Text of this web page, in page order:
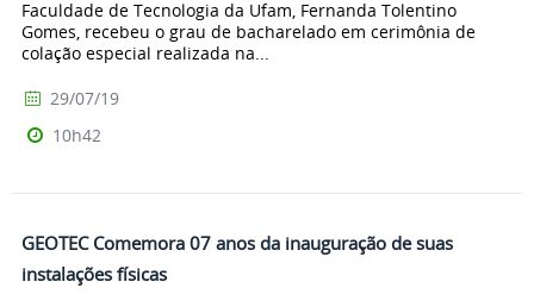
Faculdade de Tecnologia da Ufam, Fernanda Tolentino
Gomes, recebeu o grau de bacharelado em cerimônia de
colação especial realizada na...
29/07/19
10h42
GEOTEC Comemora 07 anos da inauguração de suas
instalações físicas